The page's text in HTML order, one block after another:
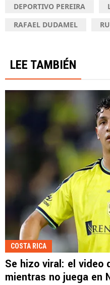
DEPORTIVO PEREIRA
RAFAEL DUDAMEL
LEE TAMBIÉN
COSTA RICA
Se hizo viral: el video
mientras no juega en